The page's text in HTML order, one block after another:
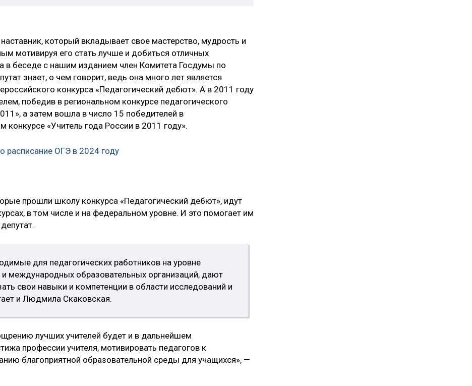
который вкладывает свое мастерство, мудрость и
мотивируя его стать лучше и добиться отличных
в беседе с нашим изданием член Комитета Госдумы по
знает, о чем говорит, ведь она много лет является
конкурса «Педагогический дебют». А в 2011 году
победив в региональном конкурсе педагогического
а затем вошла в число 15 победителей в
«Учитель года России в 2011 году».
расписание ОГЭ в 2024 году
прошли школу конкурса «Педагогический дебют», идут
в том числе и на федеральном уровне. И это помогает им
для педагогических работников на уровне
международных образовательных организаций, дают
свои навыки и компетенции в области исследований и
и Людмила Скаковская.
лучших учителей будет и в дальнейшем
профессии учителя, мотивировать педагогов к
благоприятной образовательной среды для учащихся», —